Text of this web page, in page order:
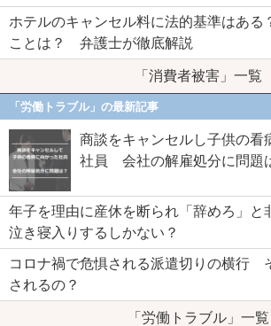
ホテルのキャンセル料に法的基準はあ
ことは？ 弁護士が徹底解説
「消費者被害」一覧
「労働トラブル」の最新記事
商談をキャンセルし子供の看
社員 会社の解雇処分に問題
年子を理由に産休を断られ「辞めろ」
泣き寝入りするしかない？
コロナ禍で危惧される派遣切りの横行
されるの？
「労働トラブル」一覧